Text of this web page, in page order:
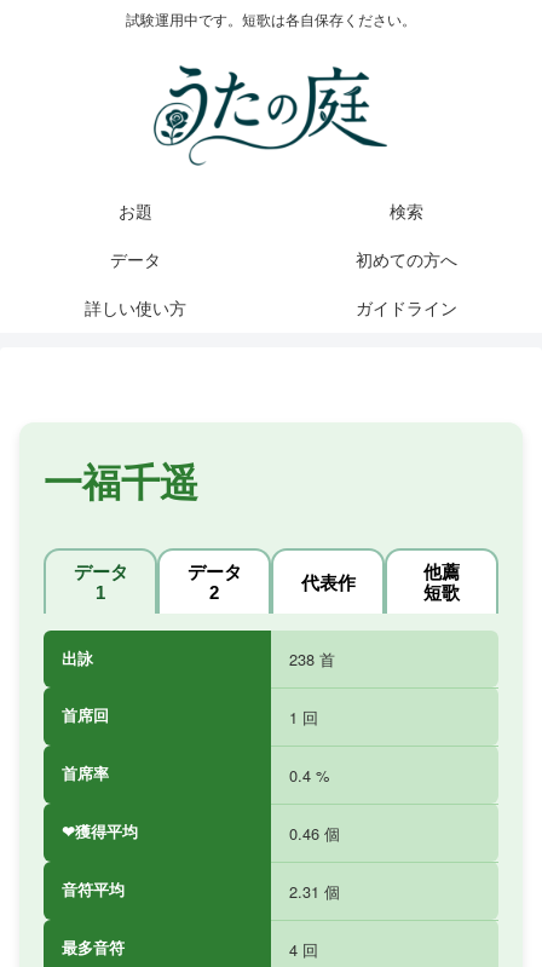
試験運用中です。短歌は各自保存ください。
お題 検索
データ 初めての方へ
詳しい使い方 ガイドライン
一福千遥
データ
1
データ
2
代表作
他薦
短歌
出詠 238 首
首席回 1 回
首席率 0.4 %
❤獲得平均 0.46 個
音符平均 2.31 個
最多音符 4 回